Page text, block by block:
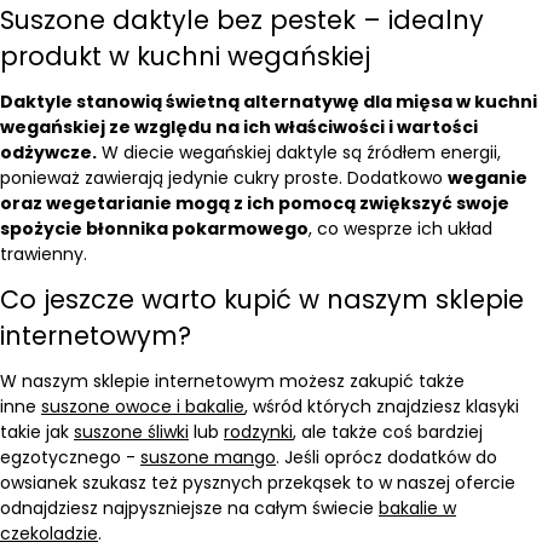
Suszone daktyle bez pestek – idealny
produkt w kuchni wegańskiej
Daktyle stanowią świetną alternatywę dla mięsa w kuchni
wegańskiej ze względu na ich właściwości i wartości
odżywcze. W diecie wegańskiej daktyle są źródłem energii,
ponieważ zawierają jedynie cukry proste. Dodatkowo weganie
oraz wegetarianie mogą z ich pomocą zwiększyć swoje
spożycie błonnika pokarmowego, co wesprze ich układ
trawienny.
Co jeszcze warto kupić w naszym sklepie
internetowym?
W naszym sklepie internetowym możesz zakupić także
inne suszone owoce i bakalie, wśród których znajdziesz klasyki
takie jak suszone śliwki lub rodzynki, ale także coś bardziej
egzotycznego - suszone mango. Jeśli oprócz dodatków do
owsianek szukasz też pysznych przekąsek to w naszej ofercie
odnajdziesz najpyszniejsze na całym świecie bakalie w
czekoladzie.